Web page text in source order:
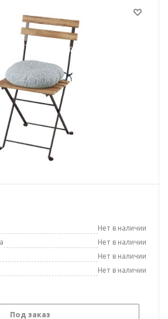
Нет в наличии
Нет в наличии
Нет в наличии
Нет в наличии
Под заказ